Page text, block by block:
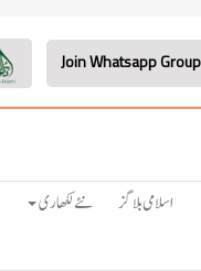
اسلامی بلاگز نئے لکھاری